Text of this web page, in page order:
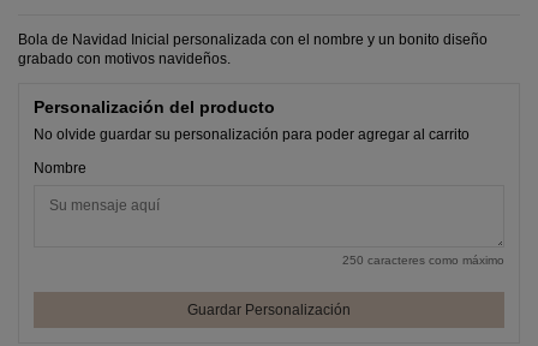
Bola de Navidad Inicial personalizada con el nombre y un bonito diseño
grabado con motivos navideños.
Personalización del producto
No olvide guardar su personalización para poder agregar al carrito
Nombre
250 caracteres como máximo
Guardar Personalización